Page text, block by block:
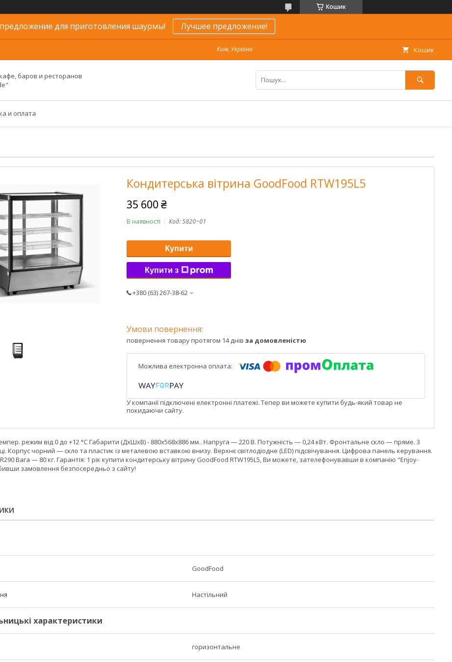
Кошик
для приготовления шаурмы! Лучшее предложение!
Київ, Україна Кошик
баров и ресторанов
и оплата
Кондитерська вітрина GoodFood RTW195L5
35 600 ₴
В наявності Код:5820~01
Купити
Купити з
+380 (63) 267-38-62
повернення товару протягом 14 днів за домовленістю
У компанії підключені електронні платежі. Тепер ви можете купити будь-який товар не
покидаючи сайту.
режим від 0 до +12 °C Габарити (ДхШхВ) - 880х568х886 мм.. Напруга — 220 В. Потужність — 0,24 кВт. Фронтальне скло — пряме. 3
Корпус чорний — скло та пластик із металевою вставкою внизу. Верхнє світлодіодне (LED) підсвічування. Цифрова панель керування.
Вага — 80 кг. Гарантія: 1 рік купити кондитерську вітрину GoodFood RTW195L5, Ви можете, зателефонувавши в компанію "Enjoy-
замовлення безпосередньо з сайту!
GoodFood
Настільний
характеристики
горизонтальне